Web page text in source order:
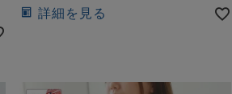
詳細を見る